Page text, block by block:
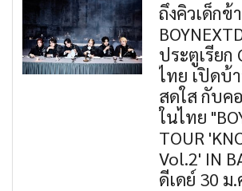
ถึงคิวเด็กข้
ประตูเรียก
ไทย เปิดบ้
สดใส กับค
ในไทย
TOUR
Vol.2' IN
ดีเดย์ 30 ม